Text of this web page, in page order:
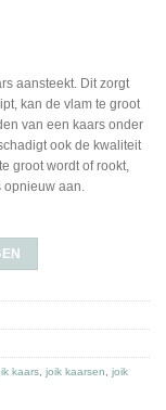
aansteekt. Dit zorgt
kan de vlam te groot
van een kaars onder
ook de kwaliteit
groot wordt of rookt,
opnieuw aan.
kaars joik kaarsen
joik